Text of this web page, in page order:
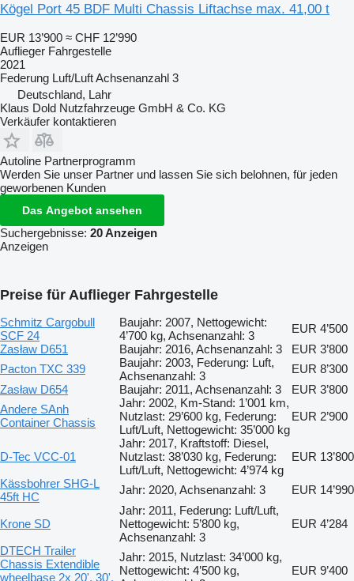
Kögel Port 45 BDF Multi Chassis Liftachse max. 41,00 t
EUR 13’900 ≈ CHF 12’990
Auflieger Fahrgestelle
2021
Federung Luft/LuftAchsenanzahl 3
Deutschland, Lahr
Klaus Dold Nutzfahrzeuge GmbH & Co. KG
Verkäufer kontaktieren
Autoline Partnerprogramm
Werden Sie unser Partner und lassen Sie sich belohnen, für jeden
geworbenen Kunden
Das Angebot ansehen
Suchergebnisse: 20 Anzeigen
Anzeigen
Preise für Auflieger Fahrgestelle
Schmitz Cargobull
SCF 24
Baujahr: 2007, Nettogewicht:
4’700 kg, Achsenanzahl: 3
EUR 4’500
Zasław D651
Baujahr: 2016, Achsenanzahl: 3
EUR 3’800
Pacton TXC 339
Baujahr: 2003, Federung: Luft,
Achsenanzahl: 3
EUR 8’300
Zasław D654
Baujahr: 2011, Achsenanzahl: 3
EUR 3’800
Andere SAnh
Container Chassis
Jahr: 2002, Km-Stand: 1’001 km,
Nutzlast: 29’600 kg, Federung:
Luft/Luft, Nettogewicht: 35’000 kg
EUR 2’900
D-Tec VCC-01
Jahr: 2017, Kraftstoff: Diesel,
Nutzlast: 38’030 kg, Federung:
Luft/Luft, Nettogewicht: 4’974 kg
EUR 13’800
Kässbohrer SHG-L
45ft HC
Jahr: 2020, Achsenanzahl: 3 EUR 14’990
Krone SD
Jahr: 2011, Federung: Luft/Luft,
Nettogewicht: 5’800 kg,
Achsenanzahl: 3
EUR 4’284
DTECH Trailer
Chassis Extendible
wheelbase 2x 20', 30',
Jahr: 2015, Nutzlast: 34’000 kg,
Nettogewicht: 4’500 kg,
EUR 9’400